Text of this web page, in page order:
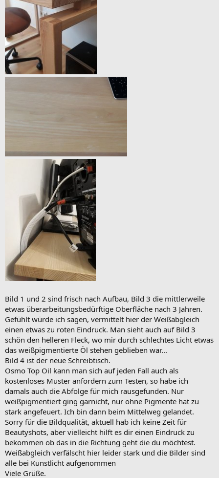
Bild 1 und 2 sind frisch nach Aufbau, Bild 3 die mittlerweile
etwas überarbeitungsbedürftige Oberfläche nach 3 Jahren.
Gefühlt würde ich sagen, vermittelt hier der Weißabgleich
einen etwas zu roten Eindruck. Man sieht auch auf Bild 3
schön den helleren Fleck, wo mir durch schlechtes Licht etwas
das weißpigmentierte Öl stehen geblieben war...
Bild 4 ist der neue Schreibtisch.
Osmo Top Oil kann man sich auf jeden Fall auch als
kostenloses Muster anfordern zum Testen, so habe ich
damals auch die Abfolge für mich rausgefunden. Nur
weißpigmentiert ging garnicht, nur ohne Pigmente hat zu
stark angefeuert. Ich bin dann beim Mittelweg gelandet.
Sorry für die Bildqualität, aktuell hab ich keine Zeit für
Beautyshots, aber vielleicht hilft es dir einen Eindruck zu
bekommen ob das in die Richtung geht die du möchtest.
Weißabgleich verfälscht hier leider stark und die Bilder sind
alle bei Kunstlicht aufgenommen
Viele Grüße.